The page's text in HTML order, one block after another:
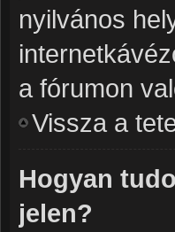
nyilvános
a fórumon
Vissza a
Hogyan
jelen?